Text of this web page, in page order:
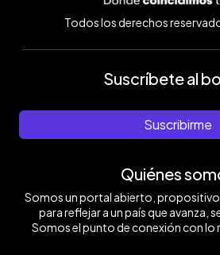
Todos los derechos
Suscríbete al
Suscribirme
Quiénes
Somos un portal abierto,
para reflejar a un país que avanza,
Somos el punto de conexión con lo